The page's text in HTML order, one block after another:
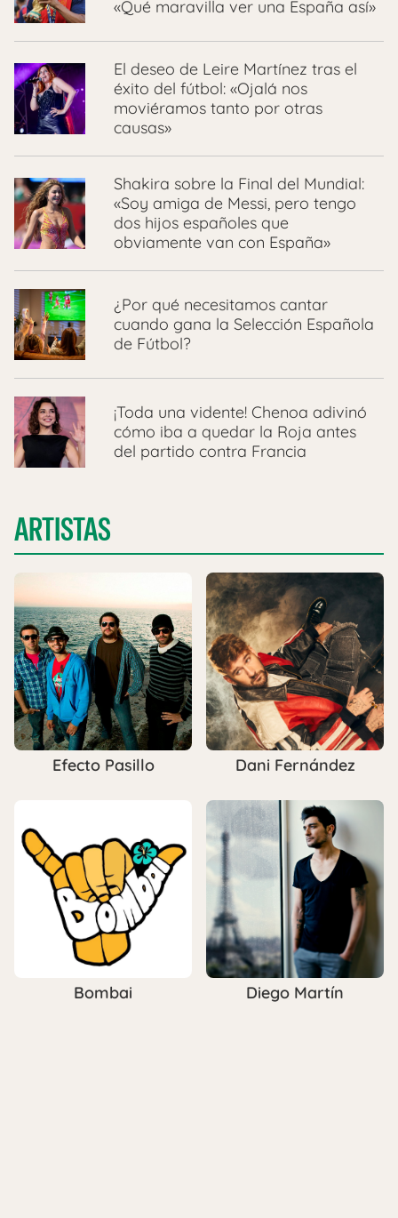
«Qué maravilla ver una España así»
El deseo de Leire Martínez tras el
éxito del fútbol: «Ojalá nos
moviéramos tanto por otras
causas»
Shakira sobre la Final del Mundial:
«Soy amiga de Messi, pero tengo
dos hijos españoles que
obviamente van con España»
¿Por qué necesitamos cantar
cuando gana la Selección Española
de Fútbol?
¡Toda una vidente! Chenoa adivinó
cómo iba a quedar la Roja antes
del partido contra Francia
ARTISTAS
Efecto Pasillo Dani Fernández
Bombai Diego Martín